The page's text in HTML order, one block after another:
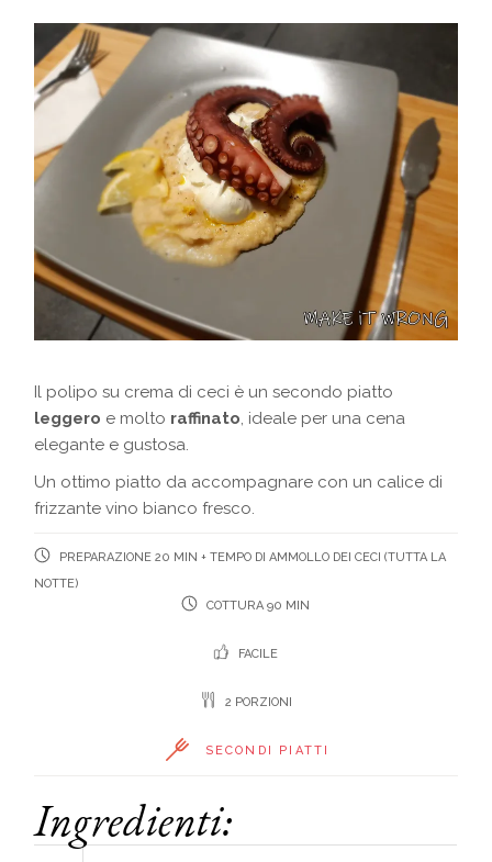
Il polipo su crema di ceci è un secondo piatto
leggero e molto raffinato, ideale per una cena
elegante e gustosa.
Un ottimo piatto da accompagnare con un calice di
frizzante vino bianco fresco.
PREPARAZIONE 20 MIN + TEMPO DI AMMOLLO DEI CECI (TUTTA LA
NOTTE)
COTTURA 90 MIN
FACILE
2 PORZIONI
SECONDI PIATTI
Ingredienti: